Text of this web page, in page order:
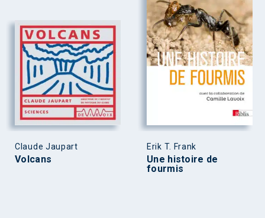
Claude Jaupart
Volcans
Erik T. Frank
Une histoire de
fourmis